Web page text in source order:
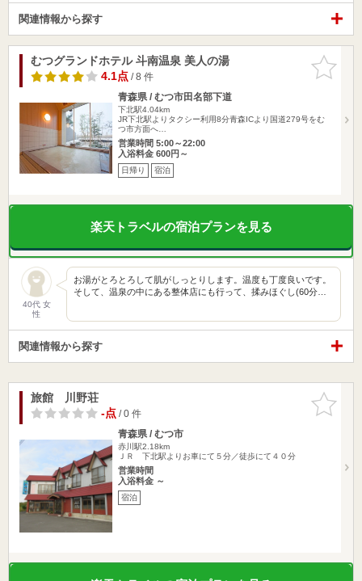
関連情報から探す
お気に入
りに追加
むつグランドホテル 斗南温泉 美人の湯
4.1点/ 8 件
青森県 / むつ市田名部下道
下北駅4.04km
JR下北駅よりタクシー利用8分青森ICより国道279号をむ
つ市方面へ…
営業時間 5:00～22:00
入浴料金 600円～
日帰り 宿泊
楽天トラベルの宿泊プランを見る
40代 女
性
お湯がとろとろして肌がしっとりします。温度も丁度良いです。
そして、温泉の中にある整体店にも行って、揉みほぐし(60分…
関連情報から探す
お気に入
りに追加
旅館 川野荘
-点/ 0 件
青森県 / むつ市
赤川駅2.18km
ＪＲ 下北駅よりお車にて５分／徒歩にて４０分
営業時間
入浴料金 ～
宿泊